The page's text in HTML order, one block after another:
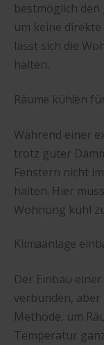
bestmöglich
um keine
lässt sich die
halten.
Räume kühlen
Während einer
trotz guter
Fenstern nicht
halten. Hier
Wohnung kühl
Klimaanlage
Der Einbau
verbunden, aber
Methode, um
Temperatur